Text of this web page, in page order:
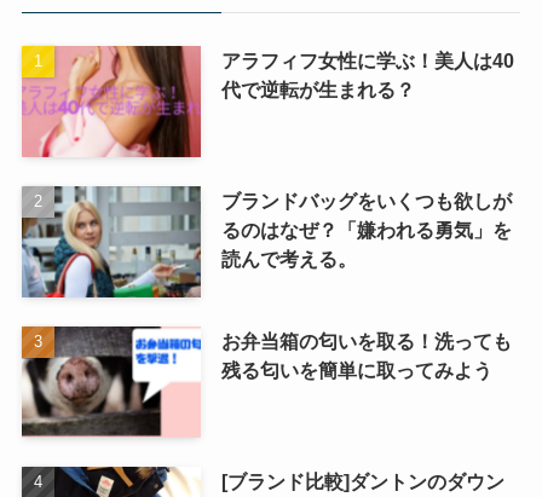
アラフィフ女性に学ぶ！美人は40
代で逆転が生まれる？
ブランドバッグをいくつも欲しが
るのはなぜ？「嫌われる勇気」を
読んで考える。
お弁当箱の匂いを取る！洗っても
残る匂いを簡単に取ってみよう
[ブランド比較]ダントンのダウン